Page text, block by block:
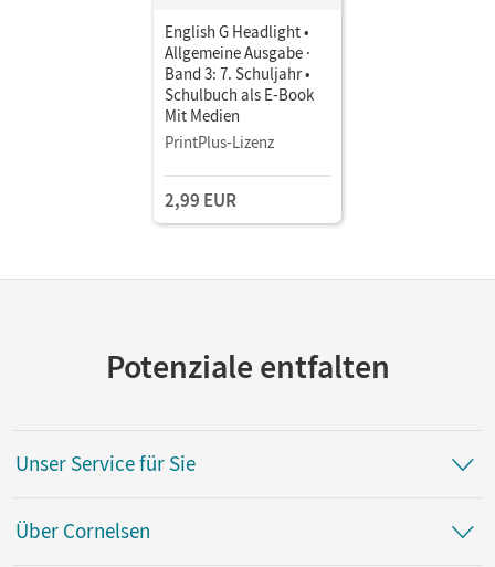
English G Headlight •
Allgemeine Ausgabe ·
Band 3: 7. Schuljahr •
Schulbuch als E-Book
Mit Medien
PrintPlus-Lizenz
2,99 EUR
Potenziale entfalten
Unser Service für Sie
Über Cornelsen